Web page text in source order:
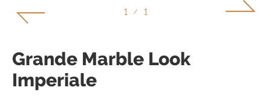
1 / 1
Grande Marble Look
Imperiale